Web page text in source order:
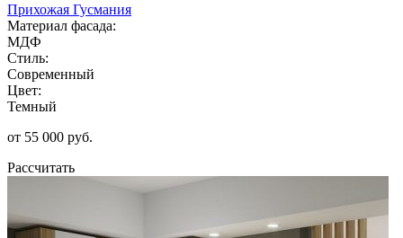
Прихожая Гусмания
Материал фасада:
МДФ
Стиль:
Современный
Цвет:
Темный
от 55 000 руб.
Рассчитать